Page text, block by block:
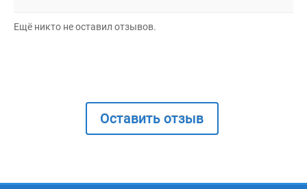
Ещё никто не оставил отзывов.
Оставить отзыв